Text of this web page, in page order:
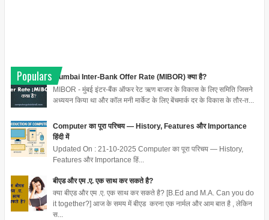
Populars
Mumbai Inter-Bank Offer Rate (MIBOR) क्या है?
MIBOR - मुंबई इंटर-बैंक ऑफर रेट ऋण बाजार के विकास के लिए समिति जिसने
अध्ययन किया था और कॉल मनी मार्केट के लिए बेंचमार्क दर के विकास के तौर-त...
Computer का पूरा परिचय — History, Features और Importance
हिंदी में
Updated On : 21-10-2025 Computer का पूरा परिचय — History,
Features और Importance हिं...
बीएड और एम .ए. एक साथ कर सकते है?
क्या बीएड और एम .ए. एक साथ कर सकते है? [B.Ed and M.A. Can you do
it together?] आज के समय में बीएड करना एक नार्मल और आम बात है , लेकिन
स...